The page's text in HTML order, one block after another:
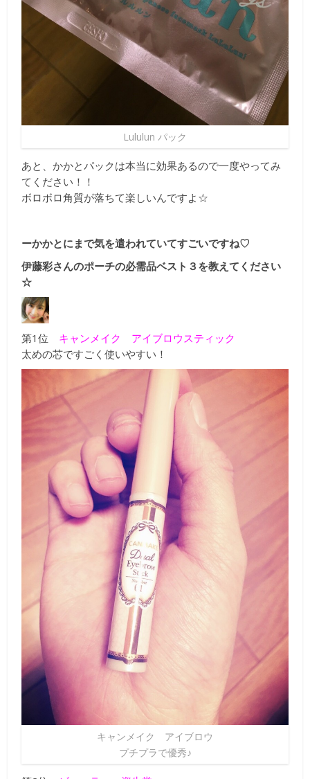
Lululun パック
あと、かかとパックは本当に効果あるので一度やってみ
てください！！
ボロボロ角質が落ちて楽しいんですよ☆
ーかかとにまで気を遣われていてすごいですね♡
伊藤彩さんのポーチの必需品ベスト３を教えてください
☆
第1位 キャンメイク アイブロウスティック
太めの芯ですごく使いやすい！
キャンメイク アイブロウ
プチプラで優秀♪